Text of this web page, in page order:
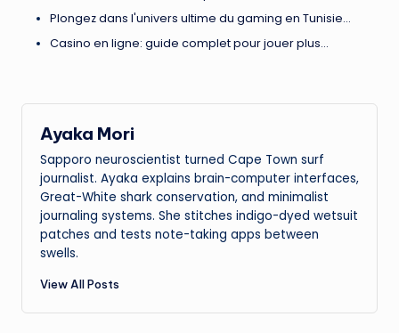
Plongez dans l'univers ultime du gaming en Tunisie…
Casino en ligne: guide complet pour jouer plus…
Ayaka Mori
Sapporo neuroscientist turned Cape Town surf
journalist. Ayaka explains brain-computer interfaces,
Great-White shark conservation, and minimalist
journaling systems. She stitches indigo-dyed wetsuit
patches and tests note-taking apps between
swells.
View All Posts